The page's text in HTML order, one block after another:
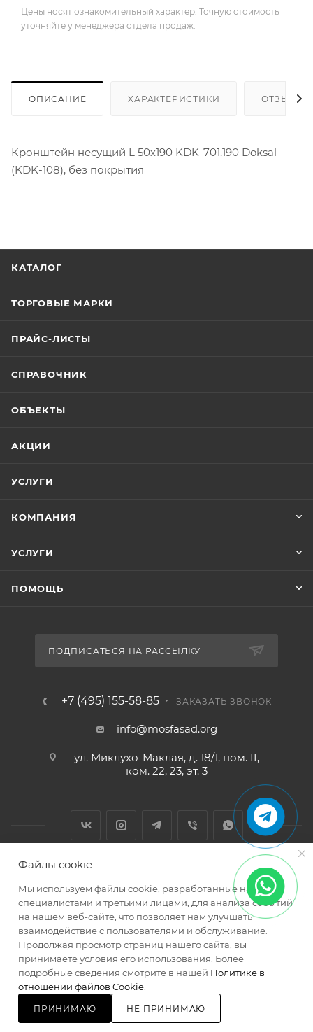
КУПИТЬ
Цены носят ознакомительный характер. Точную стоимость
уточняйте у менеджера отдела продаж.
ОПИСАНИЕ ХАРАКТЕРИСТИКИ ОТЗЫВЫ
Кронштейн несущий L 50х190 KDK-701.190 Doksal
(KDK-108), без покрытия
КАТАЛОГ
ТОРГОВЫЕ МАРКИ
ПРАЙС-ЛИСТЫ
СПРАВОЧНИК
ОБЪЕКТЫ
АКЦИИ
УСЛУГИ
КОМПАНИЯ
УСЛУГИ
ПОМОЩЬ
ПОДПИСАТЬСЯ НА РАССЫЛКУ
+7 (495) 155-58-85 ЗАКАЗАТЬ ЗВОНОК
info@mosfasad.org
ул. Миклухо-Маклая, д. 18/1, пом. II,
ком. 22, 23, эт. 3
2026 © МОСФАСАД Интернет-магазин кровельных и
фасадных материалов
Разработано в
Файлы cookie
Мы используем файлы cookie, разработанные нашими
специалистами и третьими лицами, для анализа событий
на нашем веб-сайте, что позволяет нам улучшать
взаимодействие с пользователями и обслуживание.
Продолжая просмотр страниц нашего сайта, вы
принимаете условия его использования. Более
подробные сведения смотрите в нашей Политике в
отношении файлов Cookie
ПРИНИМАЮ НЕ ПРИНИМАЮ